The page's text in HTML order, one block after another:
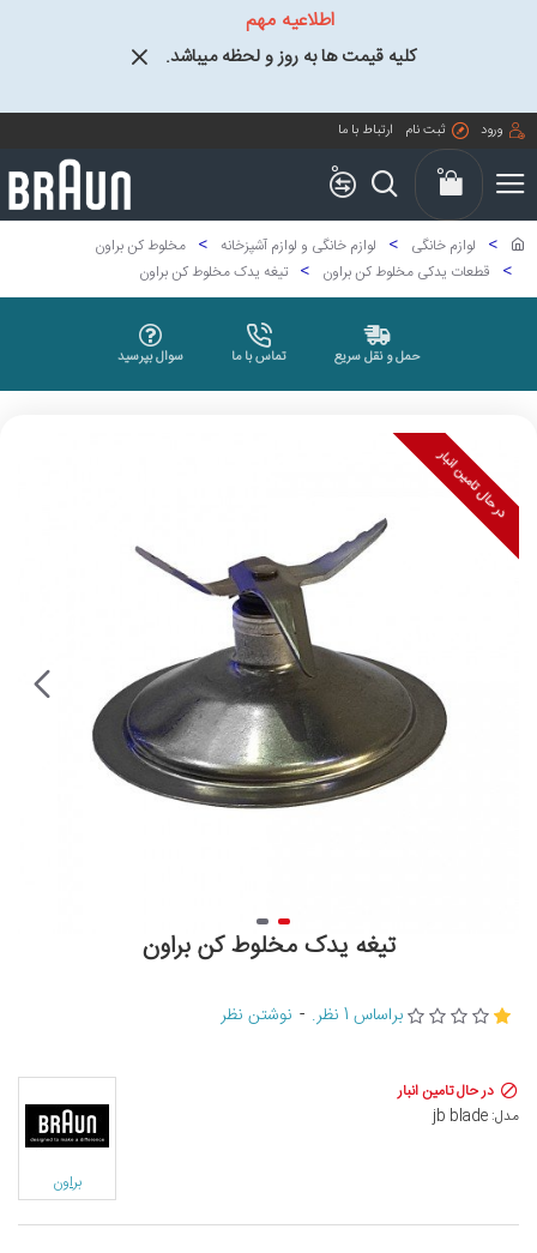
اطلاعیه مهم
کلیه قیمت ها به روز و لحظه میباشد.
ورود ثبت نام ارتباط با ما
0 0
لوازم خانگی لوازم خانگی و لوازم آشپزخانه
مخلوط کن براون
قطعات یدکی مخلوط کن براون
تیغه یدک مخلوط کن براون
حمل و نقل سریع تماس با ما سوال بپرسید
در حال تامین انبار
تیغه یدک مخلوط کن براون
در حال تامین انبار
مدل:jb blade
براون
براساس 1 نظر. - نوشتن نظر